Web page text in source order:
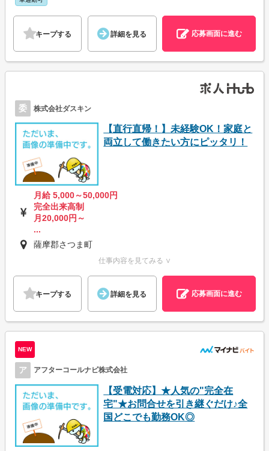
キープする 詳細を見る 応募画面に進む
委 株式会社ダスキン
【直行直帰！】未経験OK！家庭と
両立して働きたい方にピッタリ！
月給 5,000～50,000円
完全出来高制
月20,000円～
...
薩摩郡さつま町
仕事内容を見てみる ∨
キープする 詳細を見る 応募画面に進む
NEW
ア アフターコールナビ株式会社
【受電対応】★人気の"完全在
宅"★お問合せを引き継ぐだけ♪全
国どこでも勤務OK◎